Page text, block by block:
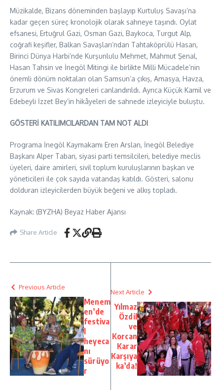
Müzikalde, Bizans döneminden başlayıp Kurtuluş Savaşı’na
kadar geçen süreç kronolojik olarak sahneye taşındı. Oylat
efsanesi, Ertuğrul Gazi, Osman Gazi, Baykoca, Turgut Alp,
coğrafi keşifler, Balkan Savaşları’ndan Tahtaköprülü Hasan,
Birinci Dünya Harbi’nde Kurşunlulu Mehmet, Mahmut Şenal,
Hasan Tahsin ve İnegöl Mitingi ile birlikte Milli Mücadele’nin
önemli dönüm noktaları olan Samsun’a çıkış, Amasya, Havza,
Erzurum ve Sivas Kongreleri canlandırıldı. Ayrıca Küçük Kamil ve
Edebeyli İzzet Bey’in hikâyeleri de sahnede izleyiciyle buluştu.
GÖSTERİ KATILIMCILARDAN TAM NOT ALDI
Programa İnegöl Kaymakamı Eren Arslan, İnegöl Belediye
Başkanı Alper Taban, siyasi parti temsilcileri, belediye meclis
üyeleri, daire amirleri, sivil toplum kuruluşlarının başkan ve
yöneticileri ile çok sayıda vatandaş katıldı. Gösteri, salonu
dolduran izleyicilerden büyük beğeni ve alkış topladı.
Kaynak: (BYZHA) Beyaz Haber Ajansı
Share Article
Previous Article
Menem
en’de
festiva
l
heyeca
nı
sürüyo
r
Next Article
Yılmaz
Özdil
ve
Korcan
Karar
Karşıya
ka’da!